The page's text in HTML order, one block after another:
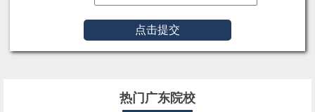
点击提交
热门广东院校